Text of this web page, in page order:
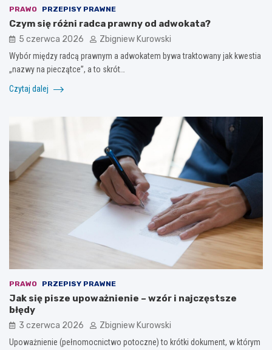
PRAWO PRZEPISY PRAWNE
Czym się różni radca prawny od adwokata?
5 czerwca 2026 Zbigniew Kurowski
Wybór między radcą prawnym a adwokatem bywa traktowany jak kwestia
„nazwy na pieczątce”, a to skrót…
Czytaj dalej
PRAWO PRZEPISY PRAWNE
Jak się pisze upoważnienie – wzór i najczęstsze
błędy
3 czerwca 2026 Zbigniew Kurowski
Upoważnienie (pełnomocnictwo potoczne) to krótki dokument, w którym